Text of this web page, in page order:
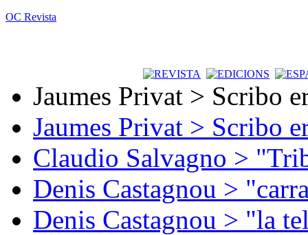
OC Revista
Jaumes Privat > Scribo
Jaumes Privat > Scribo
Claudio Salvagno >
Denis Castagnou >
Denis Castagnou > "la